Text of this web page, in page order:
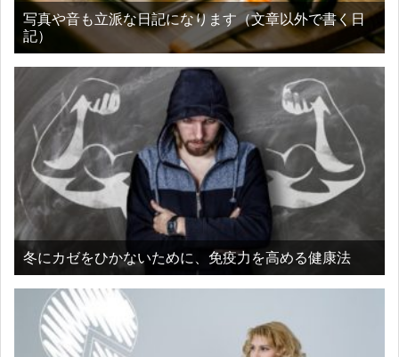
写真や音も立派な日記になります（文章以外で書く日
記）
冬にカゼをひかないために、免疫力を高める健康法